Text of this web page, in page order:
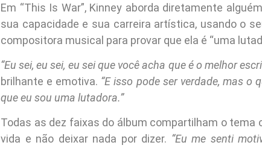
Em “This Is War”, Kinney aborda diretamente
sua capacidade e sua carreira artística, usando o
compositora musical para provar que ela é “uma
“Eu sei, eu sei, eu sei que você acha que é o melhor
brilhante e emotiva. “E isso pode ser verdade, mas o
que eu sou uma lutadora.”
Todas as dez faixas do álbum compartilham o tema
vida e não deixar nada por dizer. “Eu me senti